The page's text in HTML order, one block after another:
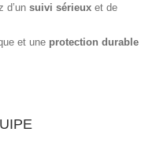
d’un suivi sérieux et de
et une protection durable